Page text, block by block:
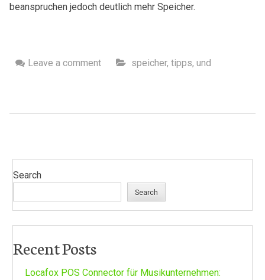
beanspruchen‌ jedoch deutlich mehr Speicher.
Leave a comment speicher, tipps, und
Search
Search
Recent Posts
Locafox POS Connector für Musikunternehmen: